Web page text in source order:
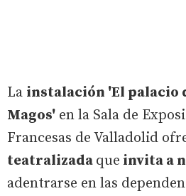
La instalación 'El palacio
Magos' en la Sala de
Francesas de Valladolid
teatralizada que invita a
adentrarse en las